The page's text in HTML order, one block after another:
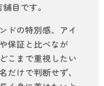
目です。
ドの特別感、アイ
保証と比べなが
こまで重視したい
だけで判断せず、